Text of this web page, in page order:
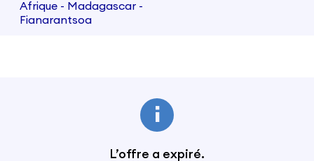
Afrique - Madagascar -
Fianarantsoa
L’offre a expiré.